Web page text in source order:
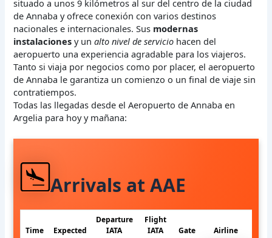
situado a unos 9 kilómetros al sur del centro de la ciudad
de Annaba y ofrece conexión con varios destinos
nacionales e internacionales. Sus modernas
instalaciones y unalto nivel de servicio hacen del
aeropuerto una experiencia agradable para los viajeros.
Tanto si viaja por negocios como por placer, el aeropuerto
de Annaba le garantiza un comienzo o un final de viaje sin
contratiempos.
Todas las llegadas desde el Aeropuerto de Annaba en
Argelia para hoy y mañana:
Arrivals at AAE
Time Expected
Departure
IATA
Flight
IATA
Gate
Airline